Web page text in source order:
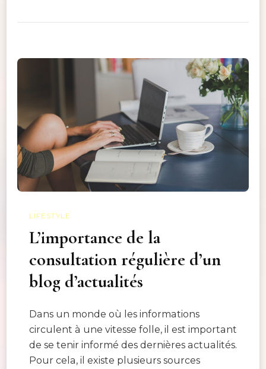
LIFESTYLE
L’importance de la
consultation régulière d’un
blog d’actualités
Dans un monde où les informations
circulent à une vitesse folle, il est important
de se tenir informé des dernières actualités.
Pour cela, il existe plusieurs sources